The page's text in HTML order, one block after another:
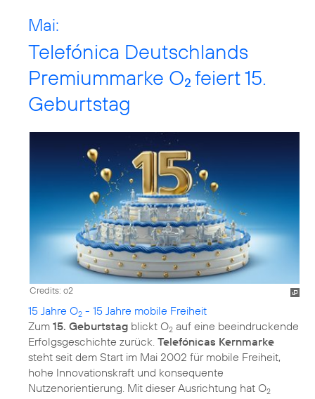
Mai:
Telefónica Deutschlands
Premiummarke O2 feiert 15.
Geburtstag
Credits: o2
15 Jahre O2 - 15 Jahre mobile Freiheit
Zum 15. Geburtstag blickt O2 auf eine beeindruckende
Erfolgsgeschichte zurück. Telefónicas Kernmarke
steht seit dem Start im Mai 2002 für mobile Freiheit,
hohe Innovationskraft und konsequente
Nutzenorientierung. Mit dieser Ausrichtung hat O2